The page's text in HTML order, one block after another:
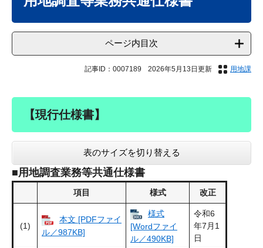
ページ内目次
記事ID：0007189 2026年5月13日更新 用地課
【現行仕様書】
表のサイズを切り替える
■用地調査業務等共通仕様書
項目 様式 改正
(1)
本文 [PDFファイ
ル／987KB]
様式
[Wordファイ
ル／490KB]
令和6
年7月1
日